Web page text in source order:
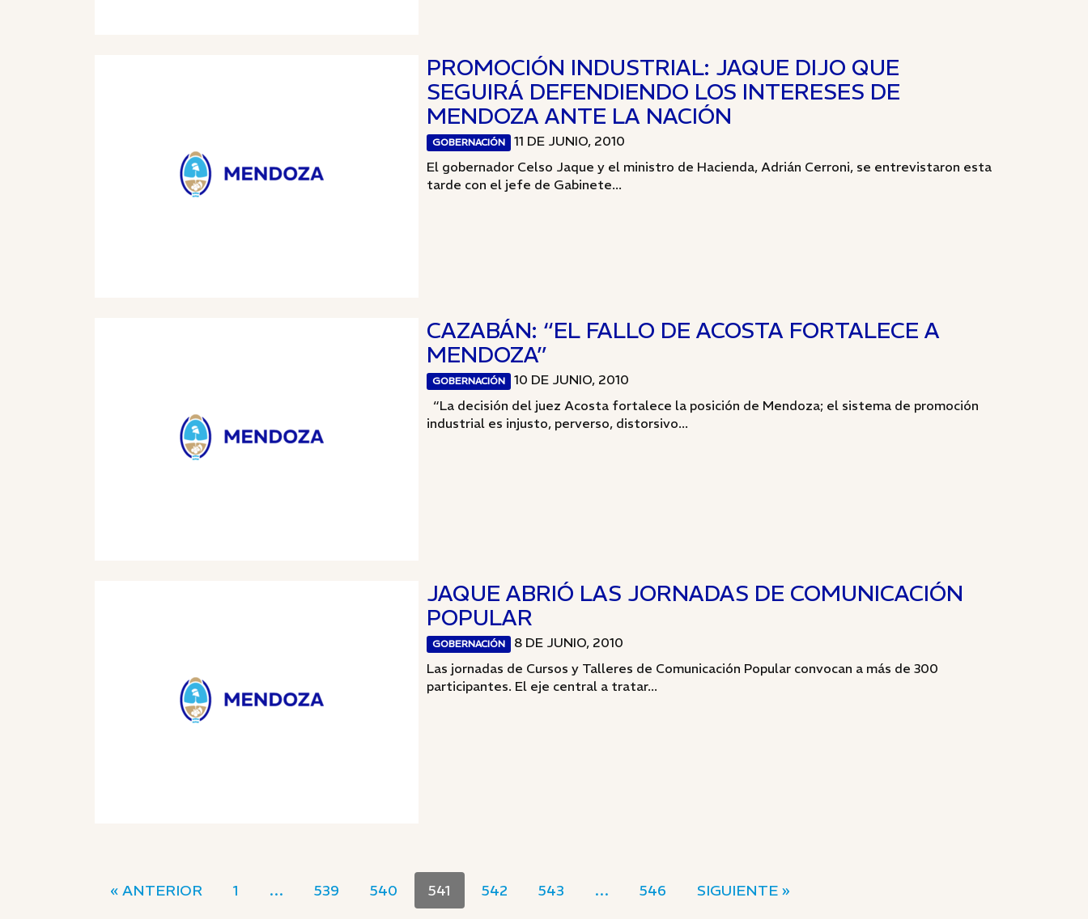
PROMOCIÓN INDUSTRIAL: JAQUE DIJO QUE
SEGUIRÁ DEFENDIENDO LOS INTERESES DE
MENDOZA ANTE LA NACIÓN
GOBERNACIÓN
11 DE JUNIO, 2010
El gobernador Celso Jaque y el ministro de Hacienda, Adrián Cerroni, se entrevistaron esta
tarde con el jefe de Gabinete...
CAZABÁN: “EL FALLO DE ACOSTA FORTALECE A
MENDOZA”
GOBERNACIÓN
10 DE JUNIO, 2010
“La decisión del juez Acosta fortalece la posición de Mendoza; el sistema de promoción
industrial es injusto, perverso, distorsivo...
JAQUE ABRIÓ LAS JORNADAS DE COMUNICACIÓN
POPULAR
GOBERNACIÓN
8 DE JUNIO, 2010
Las jornadas de Cursos y Talleres de Comunicación Popular convocan a más de 300
participantes. El eje central a tratar...
« ANTERIOR 1 … 539 540 541 542 543 … 546 SIGUIENTE »